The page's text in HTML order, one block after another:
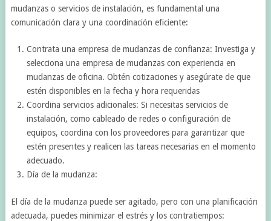
mudanzas o servicios de instalación, es fundamental una
comunicación clara y una coordinación eficiente:
Contrata una empresa de mudanzas de confianza: Investiga y
selecciona una empresa de mudanzas con experiencia en
mudanzas de oficina. Obtén cotizaciones y asegúrate de que
estén disponibles en la fecha y hora requeridas
Coordina servicios adicionales: Si necesitas servicios de
instalación, como cableado de redes o configuración de
equipos, coordina con los proveedores para garantizar que
estén presentes y realicen las tareas necesarias en el momento
adecuado.
Día de la mudanza:
El día de la mudanza puede ser agitado, pero con una planificación
adecuada, puedes minimizar el estrés y los contratiempos: